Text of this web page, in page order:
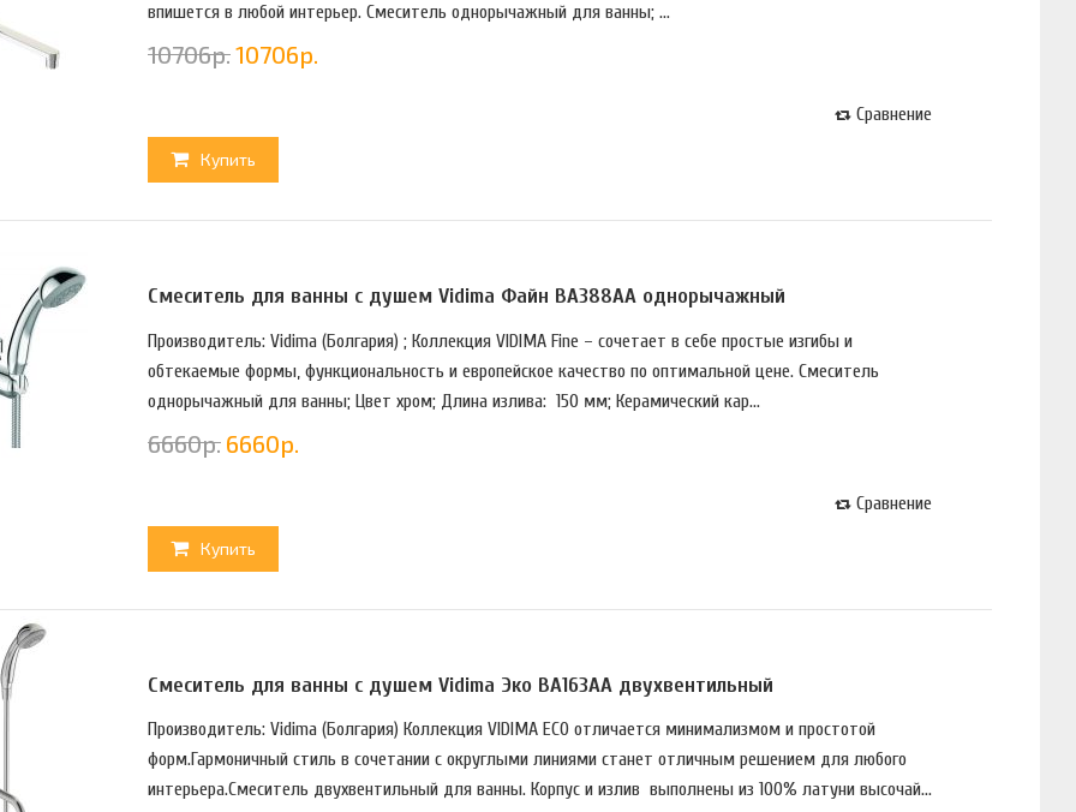
впишется в любой интерьер. Смеситель однорычажный для ванны; ...
10706р.10706р.
Купить
Сравнение
Смеситель для ванны с душем Vidima Файн BA388AA однорычажный
Производитель: Vidima (Болгария) ; Коллекция VIDIMA Fine – сочетает в себе простые изгибы и
обтекаемые формы, функциональность и европейское качество по оптимальной цене. Смеситель
однорычажный для ванны; Цвет хром; Длина излива: 150 мм; Керамический кар...
6660р. 6660р.
Купить
Сравнение
Смеситель для ванны с душем Vidima Эко BA163AA двухвентильный
Производитель: Vidima (Болгария) Коллекция VIDIMA ECO отличается минимализмом и простотой
форм.Гармоничный стиль в сочетании с округлыми линиями станет отличным решением для любого
интерьера.Смеситель двухвентильный для ванны. Корпус и излив выполнены из 100% латуни высочай...